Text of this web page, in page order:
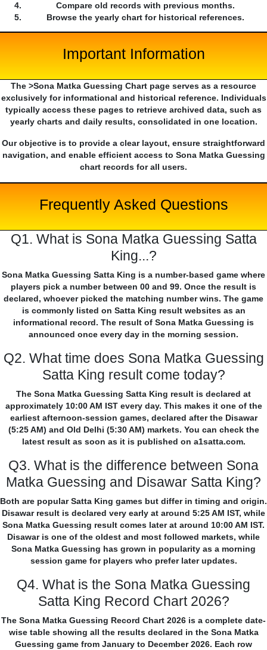
Compare old records with previous months.
Browse the yearly chart for historical references.
Important Information
The >Sona Matka Guessing Chart page serves as a resource
exclusively for informational and historical reference. Individuals
typically access these pages to retrieve archived data, such as
yearly charts and daily results, consolidated in one location.
Our objective is to provide a clear layout, ensure straightforward
navigation, and enable efficient access to Sona Matka Guessing
chart records for all users.
Frequently Asked Questions
Q1. What is Sona Matka Guessing Satta
King...?
Sona Matka Guessing Satta King is a number-based game where
players pick a number between 00 and 99. Once the result is
declared, whoever picked the matching number wins. The game
is commonly listed on Satta King result websites as an
informational record. The result of Sona Matka Guessing is
announced once every day in the morning session.
Q2. What time does Sona Matka Guessing
Satta King result come today?
The Sona Matka Guessing Satta King result is declared at
approximately 10:00 AM IST every day. This makes it one of the
earliest afternoon-session games, declared after the Disawar
(5:25 AM) and Old Delhi (5:30 AM) markets. You can check the
latest result as soon as it is published on a1satta.com.
Q3. What is the difference between Sona
Matka Guessing and Disawar Satta King?
Both are popular Satta King games but differ in timing and origin.
Disawar result is declared very early at around 5:25 AM IST, while
Sona Matka Guessing result comes later at around 10:00 AM IST.
Disawar is one of the oldest and most followed markets, while
Sona Matka Guessing has grown in popularity as a morning
session game for players who prefer later updates.
Q4. What is the Sona Matka Guessing
Satta King Record Chart 2026?
The Sona Matka Guessing Record Chart 2026 is a complete date-
wise table showing all the results declared in the Sona Matka
Guessing game from January to December 2026. Each row